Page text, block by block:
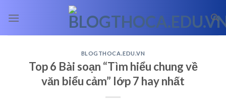
BLOGTHOCA.EDU.VN
Top 6 Bài soạn “Tìm hiểu chung về
văn biểu cảm” lớp 7 hay nhất